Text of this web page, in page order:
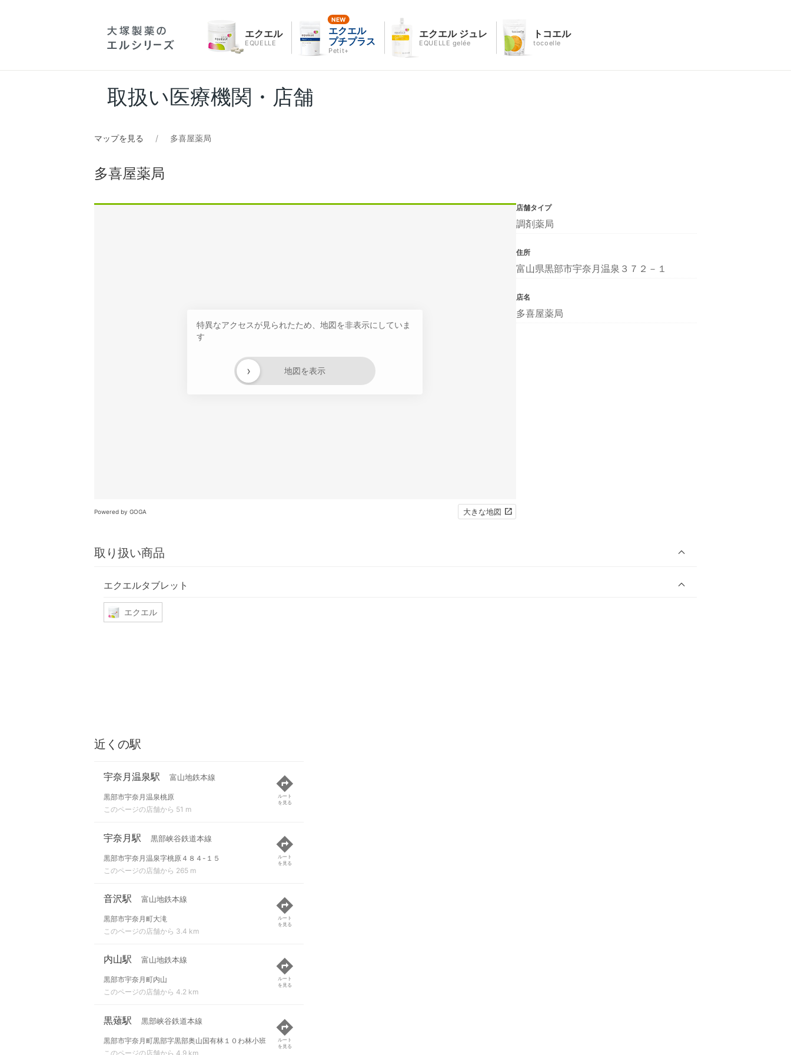
エクエル
EQUELLE
エクエル
プチプラス
Petit+
エクエル ジュレ
EQUELLE gelée
トコエル
tocoelle
取扱い医療機関・店舗
マップを見る 多喜屋薬局
多喜屋薬局
特異なアクセスが見られたため、地図を非表示にしていま
す
地図を表示
›
Powered by GOGA 大きな地図
取り扱い商品
エクエルタブレット
エクエル
店舗タイプ
調剤薬局
住所
富山県黒部市宇奈月温泉３７２－１
店名
多喜屋薬局
近くの駅
宇奈月温泉駅 富山地鉄本線
黒部市宇奈月温泉桃原
このページの店舗から 51 m
ルート
を見る
宇奈月駅 黒部峡谷鉄道本線
黒部市宇奈月温泉字桃原４８４-１５
このページの店舗から 265 m
ルート
を見る
音沢駅 富山地鉄本線
黒部市宇奈月町大滝
このページの店舗から 3.4 km
ルート
を見る
内山駅 富山地鉄本線
黒部市宇奈月町内山
このページの店舗から 4.2 km
ルート
を見る
黒薙駅 黒部峡谷鉄道本線
黒部市宇奈月町黒部字黒部奥山国有林１０わ林小班
このページの店舗から 4.9 km
ルート
を見る